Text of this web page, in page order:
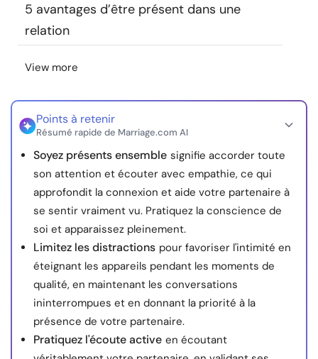
À propos de nous
© Copyright 2026. Tous droits réservés.
5 avantages d’être présent dans une
relation
View more
Points à retenir
Résumé rapide de Marriage.com AI
Soyez présents ensemble signifie accorder toute
son attention et écouter avec empathie, ce qui
approfondit la connexion et aide votre partenaire à
se sentir vraiment vu. Pratiquez la conscience de
soi et apparaissez pleinement.
Limitez les distractions pour favoriser l'intimité en
éteignant les appareils pendant les moments de
qualité, en maintenant les conversations
ininterrompues et en donnant la priorité à la
présence de votre partenaire.
Pratiquez l'écoute active en écoutant